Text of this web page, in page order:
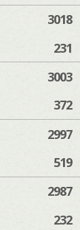
3018
231
3003
372
2997
519
2987
232